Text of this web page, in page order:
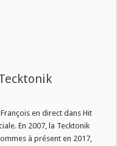
en direct dans Hit
En 2007, la Tecktonik
à présent en 2017,